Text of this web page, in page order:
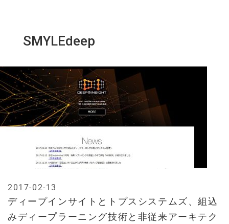
SMYLEdeep
ディープインサイトとトプスシステムズ、組込
みディープラーニング技術と非従来アーキテク
2017-02-13